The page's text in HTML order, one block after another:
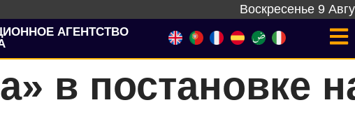
Воскресенье 9
АГЕНТСТВО
в постановке